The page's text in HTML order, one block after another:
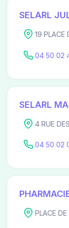
SELARL
19 PLACE
04 50 02
SELARL
4 RUE
04 50 02
PLACE